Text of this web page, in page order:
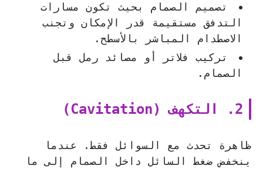
تصميم الصمام بحيث تكون مسارات
التدفق مستقيمة قدر الإمكان وتجنب
الاصطدام المباشر بالأسطح.
تركيب فلاتر أو مصائد رمل قبل
الصمام.
2. التكهف (Cavitation)
ظاهرة تحدث مع السوائل فقط. عندما
ينخفض ضغط السائل داخل الصمام إلى ما